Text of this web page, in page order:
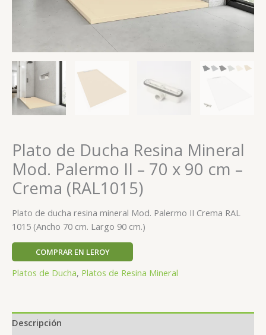
Plato de Ducha Resina Mineral
Mod. Palermo II – 70 x 90 cm –
Crema (RAL1015)
Plato de ducha resina mineral Mod. Palermo II Crema RAL
1015 (Ancho 70 cm. Largo 90 cm.)
COMPRAR EN LEROY
Platos de Ducha, Platos de Resina Mineral
Descripción